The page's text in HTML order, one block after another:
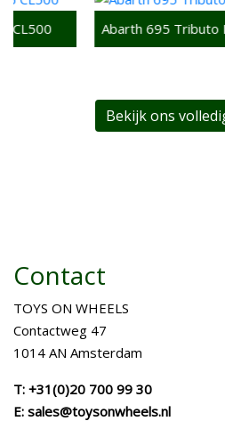
Abarth 695 Tributo Ferrari
Bekijk ons
Contact
TOYS ON WHEELS
Contactweg 47
1014 AN Amsterdam
T: +31(0)20 700 99 30
E: sales@toysonwheels.nl